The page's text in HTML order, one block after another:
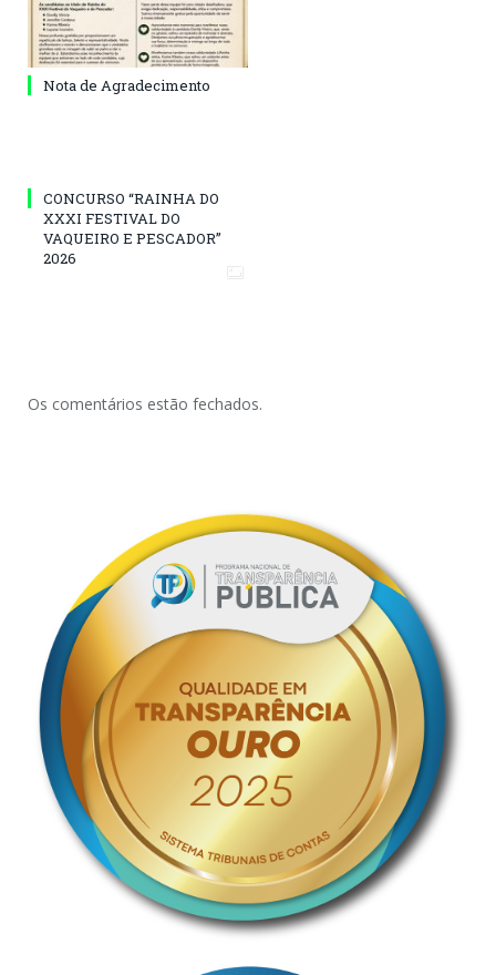
Nota de Agradecimento
CONCURSO “RAINHA DO
XXXI FESTIVAL DO
VAQUEIRO E PESCADOR”
2026
Os comentários estão fechados.